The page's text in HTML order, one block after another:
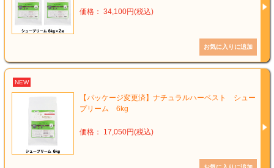
価格： 34,100円(税込)
NEW
【パッケージ変更済】ナチュラルハーベスト シュー
プリーム 6kg
価格： 17,050円(税込)